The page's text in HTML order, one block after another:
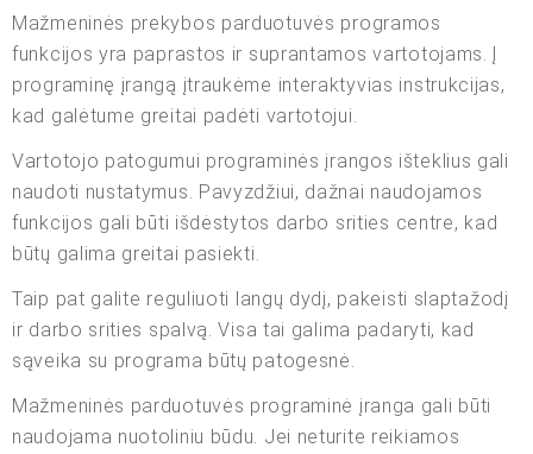
Mažmeninės prekybos parduotuvės programos
funkcijos yra paprastos ir suprantamos vartotojams. Į
programinę įrangą įtraukėme interaktyvias instrukcijas,
kad galėtume greitai padėti vartotojui.
Vartotojo patogumui programinės įrangos išteklius gali
naudoti nustatymus. Pavyzdžiui, dažnai naudojamos
funkcijos gali būti išdėstytos darbo srities centre, kad
būtų galima greitai pasiekti.
Taip pat galite reguliuoti langų dydį, pakeisti slaptažodį
ir darbo srities spalvą. Visa tai galima padaryti, kad
sąveika su programa būtų patogesnė.
Mažmeninės parduotuvės programinė įranga gali būti
naudojama nuotoliniu būdu. Jei neturite reikiamos